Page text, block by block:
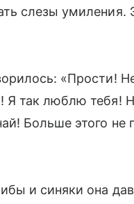
слезы умиления.
«Прости!
так люблю тебя!
Больше этого не
и синяки она